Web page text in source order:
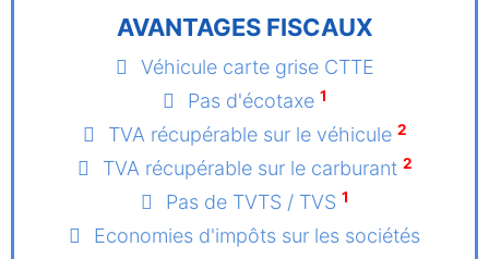
AVANTAGES FISCAUX
Véhicule carte grise CTTE
Pas d'écotaxe 1
TVA récupérable sur le véhicule 2
TVA récupérable sur le carburant 2
Pas de TVTS / TVS 1
Economies d'impôts sur les sociétés